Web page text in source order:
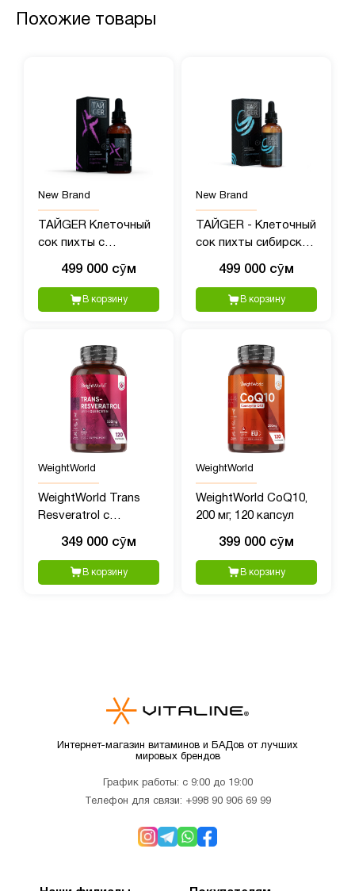
Похожие товары
New Brand
ТАЙGER Клеточный
сок пихты с
499 000 сӯм
В корзину
New Brand
ТАЙGER - Клеточный
сок пихты сибирской
499 000 сӯм
В корзину
WeightWorld
WeightWorld Trans
Resveratrol с
349 000 сӯм
В корзину
WeightWorld
WeightWorld CoQ10,
200 мг, 120 капсул
399 000 сӯм
В корзину
Интернет-магазин витаминов и БАДов от лучших
мировых брендов
График работы: с 9:00 до 19:00
Телефон для связи: +998 90 906 69 99